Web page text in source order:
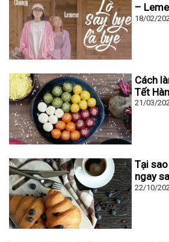
–
18/02/
Cách
Tết
21/03/
Tại
ngay
22/10/